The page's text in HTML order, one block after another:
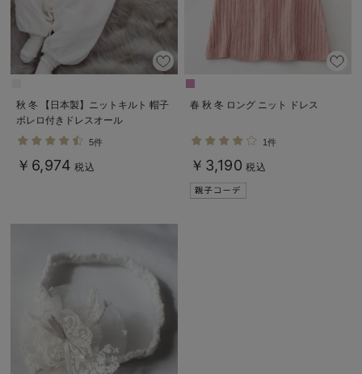
秋 冬 【日本製】ニットキルト 帽子
ボレロ付きドレスオール
5件
￥6,974 税込
春 秋 冬 ロング ニット ドレス
1件
￥3,190 税込